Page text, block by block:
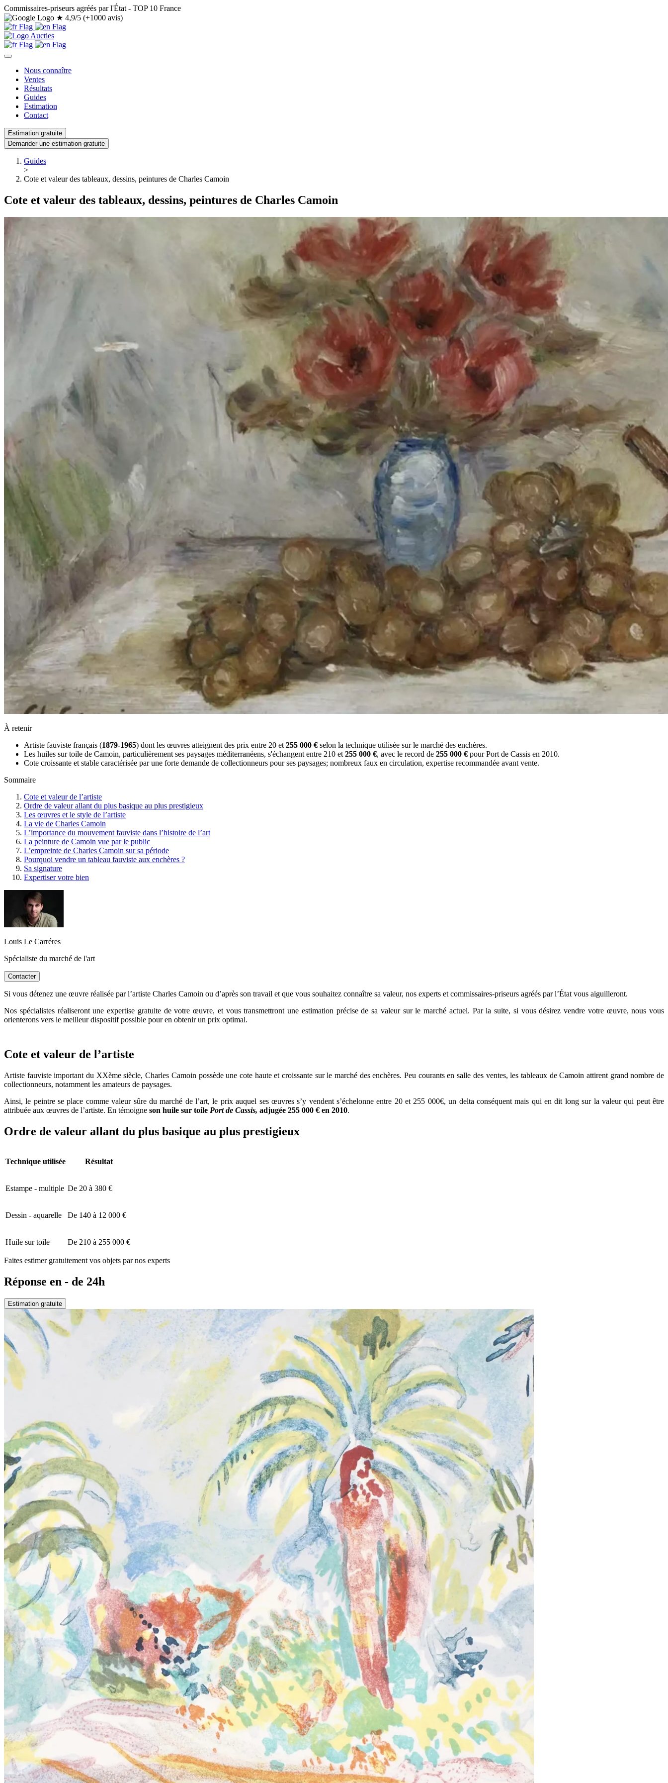
Commissaires-priseurs agréés par l'État - TOP 10 France
★ 4,9/5 (+1000 avis)
Nous connaître
Ventes
Résultats
Guides
Estimation
Contact
Estimation gratuite
Demander une estimation gratuite
Guides
>
Cote et valeur des tableaux, dessins, peintures de Charles Camoin
Cote et valeur des tableaux, dessins, peintures de Charles Camoin
À retenir
Artiste fauviste français (1879-1965) dont les œuvres atteignent des prix entre 20 et 255 000 € selon la technique utilisée sur le marché des enchères.
Les huiles sur toile de Camoin, particulièrement ses paysages méditerranéens, s'échangent entre 210 et 255 000 €, avec le record de 255 000 € pour Port de Cassis en 2010.
Cote croissante et stable caractérisée par une forte demande de collectionneurs pour ses paysages; nombreux faux en circulation, expertise recommandée avant vente.
Sommaire
Cote et valeur de l’artiste
Ordre de valeur allant du plus basique au plus prestigieux
Les œuvres et le style de l’artiste
La vie de Charles Camoin
L’importance du mouvement fauviste dans l’histoire de l’art
La peinture de Camoin vue par le public
L’empreinte de Charles Camoin sur sa période
Pourquoi vendre un tableau fauviste aux enchères ?
Sa signature
Expertiser votre bien
Louis Le Carréres
Spécialiste du marché de l'art
Contacter
Si vous détenez une œuvre réalisée par l’artiste Charles Camoin ou d’après son travail et que vous souhaitez connaître sa valeur, nos experts et commissaires-priseurs agréés par l’État vous aiguilleront.
Nos spécialistes réaliseront une expertise gratuite de votre œuvre, et vous transmettront une estimation précise de sa valeur sur le marché actuel. Par la suite, si vous désirez vendre votre œuvre, nous vous
orienterons vers le meilleur dispositif possible pour en obtenir un prix optimal.
Cote et valeur de l’artiste
Artiste fauviste important du XXème siècle, Charles Camoin possède une cote haute et croissante sur le marché des enchères. Peu courants en salle des ventes, les tableaux de Camoin attirent grand nombre de
collectionneurs, notamment les amateurs de paysages.
Ainsi, le peintre se place comme valeur sûre du marché de l’art, le prix auquel ses œuvres s’y vendent s’échelonne entre 20 et 255 000€, un delta conséquent mais qui en dit long sur la valeur qui peut être
attribuée aux œuvres de l’artiste. En témoigne son huile sur toile Port de Cassis, adjugée 255 000 € en 2010.
Ordre de valeur allant du plus basique au plus prestigieux
Technique utilisée Résultat
Estampe - multiple De 20 à 380 €
Dessin - aquarelle De 140 à 12 000 €
Huile sur toile De 210 à 255 000 €
Faites estimer gratuitement vos objets par nos experts
Réponse en - de 24h
Estimation gratuite